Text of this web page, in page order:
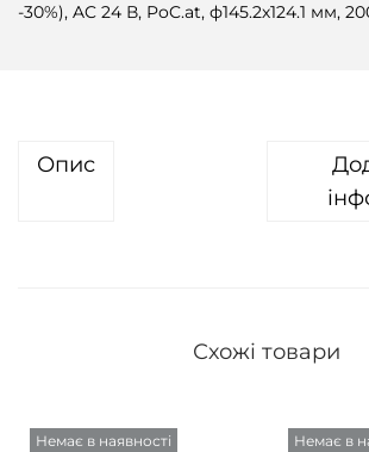
-30%), AC 24 В, PoC.at, ф145.2х124.1 мм,
Опис
Схожі товари
Немає в наявності Немає в